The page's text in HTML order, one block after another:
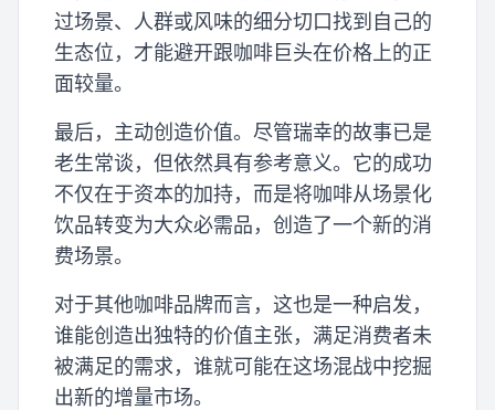
过场景、人群或风味的细分切口找到自己的
生态位，才能避开跟咖啡巨头在价格上的正
面较量。
最后，主动创造价值。尽管瑞幸的故事已是
老生常谈，但依然具有参考意义。它的成功
不仅在于资本的加持，而是将咖啡从场景化
饮品转变为大众必需品，创造了一个新的消
费场景。
对于其他咖啡品牌而言，这也是一种启发，
谁能创造出独特的价值主张，满足消费者未
被满足的需求，谁就可能在这场混战中挖掘
出新的增量市场。